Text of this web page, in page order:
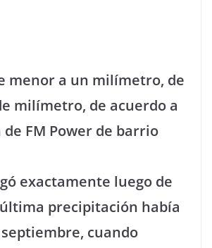
menor a un milímetro, de
milímetro, de acuerdo a
FM Power de barrio
exactamente luego de
precipitación había
cuando